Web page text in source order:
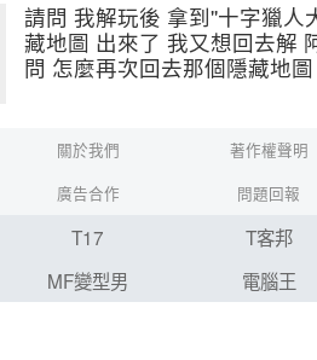
請問 我解玩後 拿到''十字獵人
藏地圖 出來了 我又想回去解
問 怎麼再次回去那個隱藏地圖
關於我們 著作權聲明
廣告合作
問題回報
T17 T客邦
MF變型男
電腦王